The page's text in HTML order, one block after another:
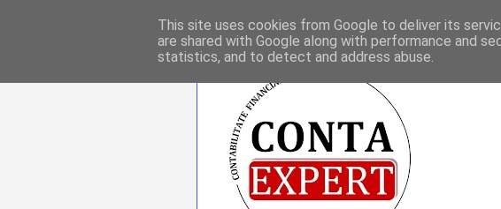
This site uses cookies from Google to deliver its
are shared with Google along with performance and
statistics, and to detect and address abuse.